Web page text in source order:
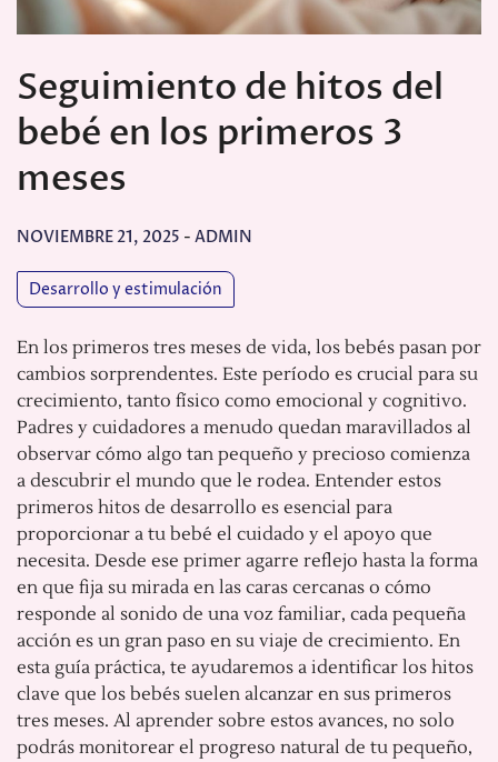
Seguimiento de hitos del
bebé en los primeros 3
meses
NOVIEMBRE 21, 2025 - ADMIN
Desarrollo y estimulación
En los primeros tres meses de vida, los bebés pasan por
cambios sorprendentes. Este período es crucial para su
crecimiento, tanto físico como emocional y cognitivo.
Padres y cuidadores a menudo quedan maravillados al
observar cómo algo tan pequeño y precioso comienza
a descubrir el mundo que le rodea. Entender estos
primeros hitos de desarrollo es esencial para
proporcionar a tu bebé el cuidado y el apoyo que
necesita. Desde ese primer agarre reflejo hasta la forma
en que fija su mirada en las caras cercanas o cómo
responde al sonido de una voz familiar, cada pequeña
acción es un gran paso en su viaje de crecimiento. En
esta guía práctica, te ayudaremos a identificar los hitos
clave que los bebés suelen alcanzar en sus primeros
tres meses. Al aprender sobre estos avances, no solo
podrás monitorear el progreso natural de tu pequeño,